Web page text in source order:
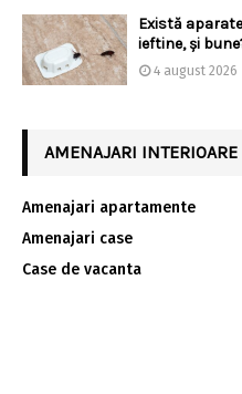
Există
ieftine, și
4 august 2026
AMENAJARI INTERIOARE
Amenajari apartamente
Amenajari case
Case de vacanta